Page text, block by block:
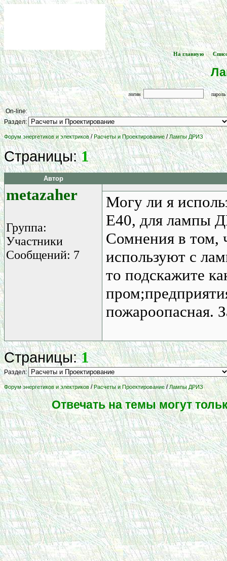
[На главную ] -- [
логин
On-line:
Раздел:
Форум энергетиков и электриков/Расчеты и Проектирование/Лампы ДРИЗ
Страницы:1
Автор
metazaher
Группа:
Участники
Сообщений: 7
Могу ли я
E40, для лампы
Сомнения в том,
используют с
то подскажите
пожароопасная.
Страницы:1
Раздел:
Форум энергетиков и электриков/Расчеты и Проектирование/Лампы ДРИЗ
Отвечать на темы могут